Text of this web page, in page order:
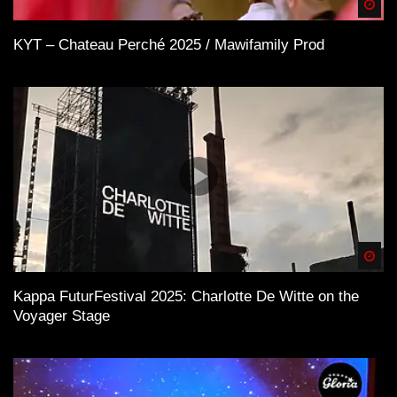
KYT – Chateau Perché 2025 / Mawifamily Prod
Kappa FuturFestival 2025: Charlotte De Witte on the
Voyager Stage